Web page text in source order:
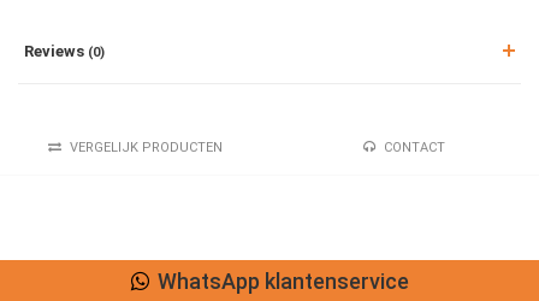
Reviews (0)
VERGELIJK PRODUCTEN CONTACT
Lage